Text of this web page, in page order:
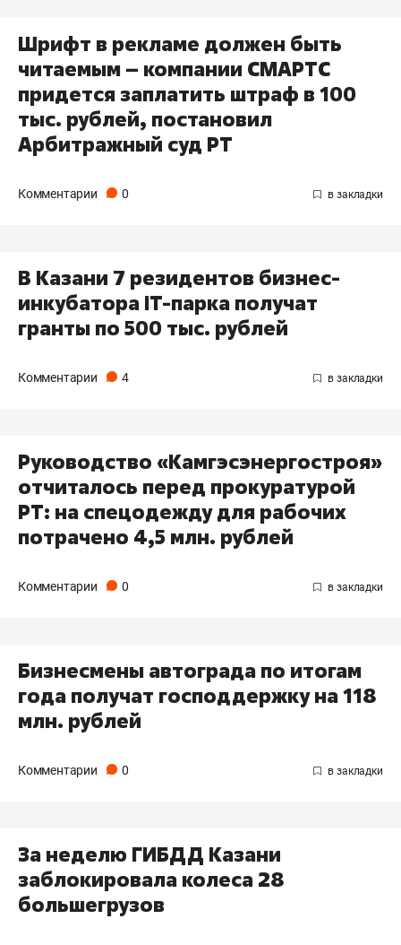
Шрифт в рекламе должен быть
читаемым – компании СМАРТС
придется заплатить штраф в 100
тыс. рублей, постановил
Арбитражный суд РТ
Комментарии 0
В Казани 7 резидентов бизнес-
инкубатора IT-парка получат
гранты по 500 тыс. рублей
Комментарии 4
Руководство «Камгэсэнергостроя»
отчиталось перед прокуратурой
РТ: на спецодежду для рабочих
потрачено 4,5 млн. рублей
Комментарии 0
Бизнесмены автограда по итогам
года получат господдержку на 118
млн. рублей
Комментарии 0
За неделю ГИБДД Казани
заблокировала колеса 28
большегрузов